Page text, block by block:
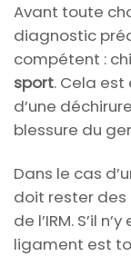
Avant toute
diagnostic
compétent :
sport. Cela est
d’une
blessure du
Dans le cas
doit rester des
de l’IRM. S’il
ligament est